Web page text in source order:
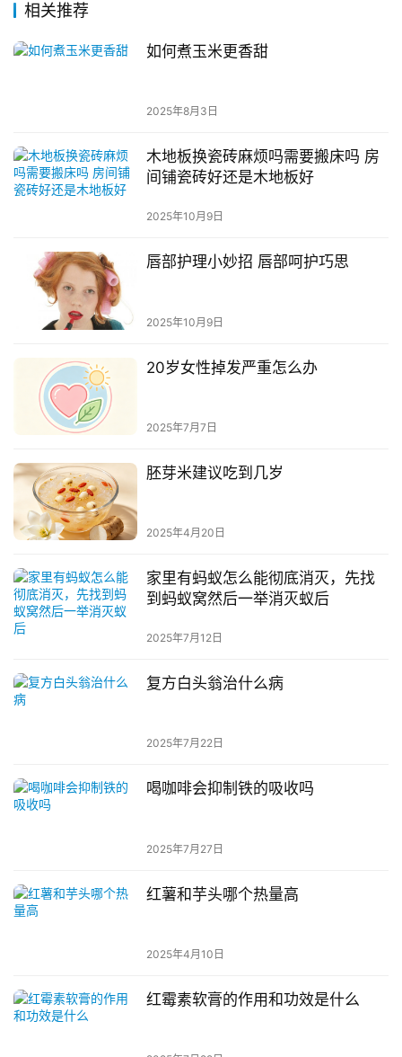
相关推荐
如何煮玉米更香甜
2025年8月3日
木地板换瓷砖麻烦吗需要搬床吗 房
间铺瓷砖好还是木地板好
2025年10月9日
唇部护理小妙招 唇部呵护巧思
2025年10月9日
20岁女性掉发严重怎么办
2025年7月7日
胚芽米建议吃到几岁
2025年4月20日
家里有蚂蚁怎么能彻底消灭，先找
到蚂蚁窝然后一举消灭蚁后
2025年7月12日
复方白头翁治什么病
2025年7月22日
喝咖啡会抑制铁的吸收吗
2025年7月27日
红薯和芋头哪个热量高
2025年4月10日
红霉素软膏的作用和功效是什么